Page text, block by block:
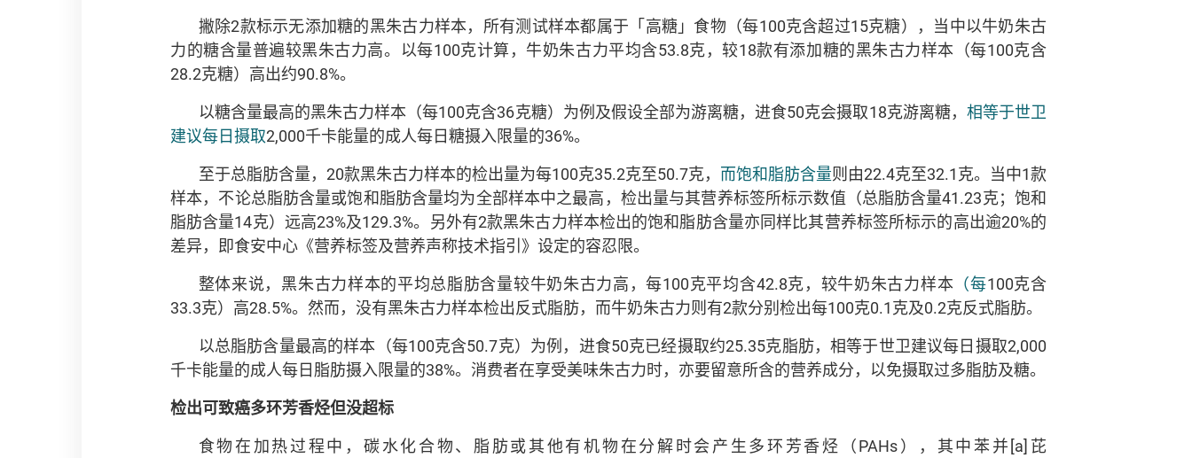
撇除2款标示无添加糖的黑朱古力样本，所有测试样本都属于「高糖」食物（每100克含超过15克糖），当中以牛奶朱古
力的糖含量普遍较黑朱古力高。以每100克计算，牛奶朱古力平均含53.8克，较18款有添加糖的黑朱古力样本（每100克含
28.2克糖）高出约90.8%。
以糖含量最高的黑朱古力样本（每100克含36克糖）为例及假设全部为游离糖，进食50克会摄取18克游离糖， 相等于世卫
建议每日摄取2,000千卡能量的成人每日糖摄入限量的36%。
至于总脂肪含量，20款黑朱古力样本的检出量为每100克35.2克至50.7克， 而饱和脂肪含量则由22.4克至32.1克。当中1款
样本，不论总脂肪含量或饱和脂肪含量均为全部样本中之最高，检出量与其营养标签所标示数值（总脂肪含量41.23克；饱和
脂肪含量14克）远高23%及129.3%。另外有2款黑朱古力样本检出的饱和脂肪含量亦同样比其营养标签所标示的高出逾20%的
差异，即食安中心《营养标签及营养声称技术指引》设定的容忍限。
整体来说，黑朱古力样本的平均总脂肪含量较牛奶朱古力高，每100克平均含42.8克，较牛奶朱古力样本 （每100克含
33.3克）高28.5%。然而，没有黑朱古力样本检出反式脂肪，而牛奶朱古力则有2款分别检出每100克0.1克及0.2克反式脂肪。
以总脂肪含量最高的样本（每100克含50.7克）为例，进食50克已经摄取约25.35克脂肪，相等于世卫建议每日摄取2,000
千卡能量的成人每日脂肪摄入限量的38%。消费者在享受美味朱古力时，亦要留意所含的营养成分，以免摄取过多脂肪及糖。
检出可致癌多环芳香烃但没超标
食物在加热过程中，碳水化合物、脂肪或其他有机物在分解时会产生多环芳香烃（PAHs），其中苯并[a]芘